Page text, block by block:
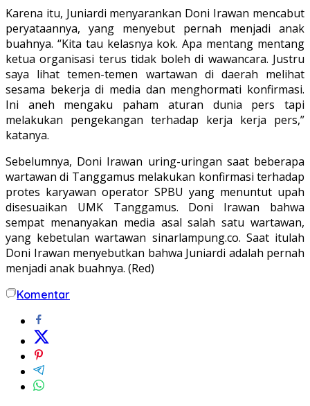
Karena itu, Juniardi menyarankan Doni Irawan mencabut
peryataannya, yang menyebut pernah menjadi anak
buahnya. “Kita tau kelasnya kok. Apa mentang mentang
ketua organisasi terus tidak boleh di wawancara. Justru
saya lihat temen-temen wartawan di daerah melihat
sesama bekerja di media dan menghormati konfirmasi.
Ini aneh mengaku paham aturan dunia pers tapi
melakukan pengekangan terhadap kerja kerja pers,”
katanya.
Sebelumnya, Doni Irawan uring-uringan saat beberapa
wartawan di Tanggamus melakukan konfirmasi terhadap
protes karyawan operator SPBU yang menuntut upah
disesuaikan UMK Tanggamus. Doni Irawan bahwa
sempat menanyakan media asal salah satu wartawan,
yang kebetulan wartawan sinarlampung.co. Saat itulah
Doni Irawan menyebutkan bahwa Juniardi adalah pernah
menjadi anak buahnya. (Red)
Komentar